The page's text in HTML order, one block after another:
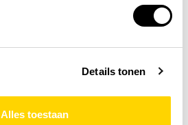
Details tonen
Alles toestaan